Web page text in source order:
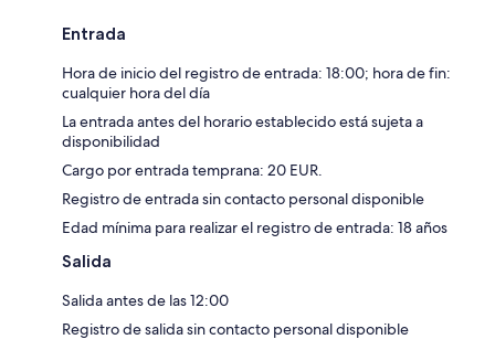
Entrada
Hora de inicio del registro de entrada: 18:00; hora de fin:
cualquier hora del día
La entrada antes del horario establecido está sujeta a
disponibilidad
Cargo por entrada temprana: 20 EUR.
Registro de entrada sin contacto personal disponible
Edad mínima para realizar el registro de entrada: 18 años
Salida
Salida antes de las 12:00
Registro de salida sin contacto personal disponible